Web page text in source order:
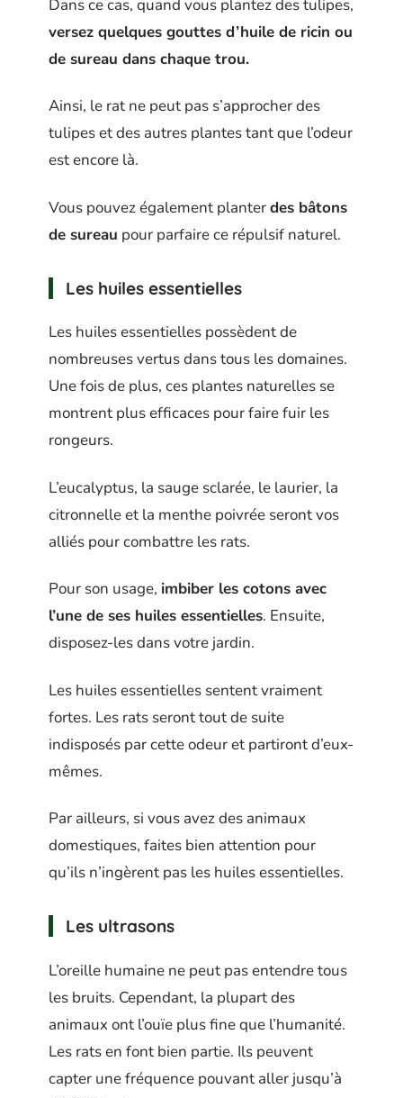
Dans ce cas, quand vous plantez des tulipes,
versez quelques gouttes d’huile de ricin ou
de sureau dans chaque trou.
Ainsi, le rat ne peut pas s’approcher des
tulipes et des autres plantes tant que l’odeur
est encore là.
Vous pouvez également planterdes bâtons
de sureau pour parfaire ce répulsif naturel.
Les huiles essentielles
Les huiles essentielles possèdent de
nombreuses vertus dans tous les domaines.
Une fois de plus, ces plantes naturelles se
montrent plus efficaces pour faire fuir les
rongeurs.
L’eucalyptus, la sauge sclarée, le laurier, la
citronnelle et la menthe poivrée seront vos
alliés pour combattre les rats.
Pour son usage, imbiber les cotons avec
l’une de ses huiles essentielles. Ensuite,
disposez-les dans votre jardin.
Les huiles essentielles sentent vraiment
fortes. Les rats seront tout de suite
indisposés par cette odeur et partiront d’eux-
mêmes.
Par ailleurs, si vous avez des animaux
domestiques, faites bien attention pour
qu’ils n’ingèrent pas les huiles essentielles.
Les ultrasons
L’oreille humaine ne peut pas entendre tous
les bruits. Cependant, la plupart des
animaux ont l’ouïe plus fine que l’humanité.
Les rats en font bien partie. Ils peuvent
capter une fréquence pouvant aller jusqu’à